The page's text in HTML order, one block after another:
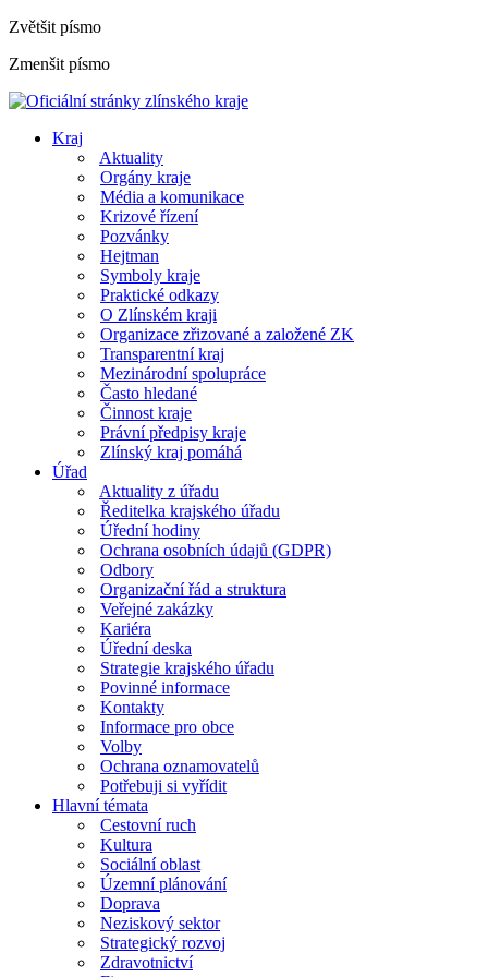
Zvětšit písmo
Zmenšit písmo
Kraj
Aktuality
Orgány kraje
Média a komunikace
Krizové řízení
Pozvánky
Hejtman
Symboly kraje
Praktické odkazy
O Zlínském kraji
Organizace zřizované a založené ZK
Transparentní kraj
Mezinárodní spolupráce
Často hledané
Činnost kraje
Právní předpisy kraje
Zlínský kraj pomáhá
Úřad
Aktuality z úřadu
Ředitelka krajského úřadu
Úřední hodiny
Ochrana osobních údajů (GDPR)
Odbory
Organizační řád a struktura
Veřejné zakázky
Kariéra
Úřední deska
Strategie krajského úřadu
Povinné informace
Kontakty
Informace pro obce
Volby
Ochrana oznamovatelů
Potřebuji si vyřídit
Hlavní témata
Cestovní ruch
Kultura
Sociální oblast
Územní plánování
Doprava
Neziskový sektor
Strategický rozvoj
Zdravotnictví